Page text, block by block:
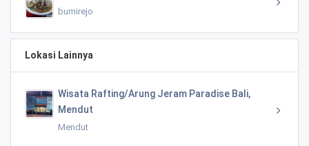
bumirejo
Lokasi Lainnya
Wisata Rafting/Arung Jeram Paradise Bali,
Mendut
Mendut